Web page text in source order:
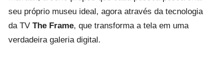
seu próprio museu ideal, agora através da tecnologia
da TV The Frame, que transforma a tela em uma
verdadeira galeria digital.